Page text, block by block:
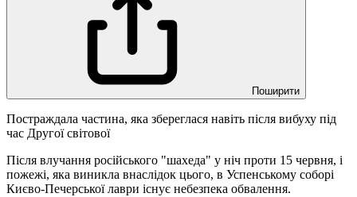
Поширити
Постраждала частина, яка збереглася навіть після вибуху під
час Другої світової
Після влучання російського "шахеда" у ніч проти 15 червня, і
пожежі, яка виникла внаслідок цього, в Успенському соборі
Києво-Печерської лаври існує небезпека обвалення.